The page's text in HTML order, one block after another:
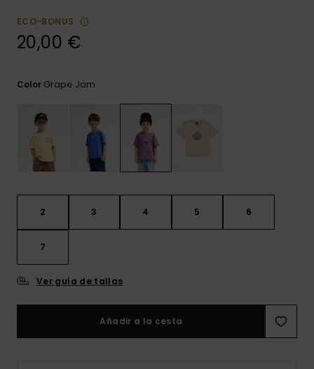
contacto.
Consultar
las FAQ
ECO-BONUS
20,00 €
Color Grape Jam
2 3 4 5 6
7
Ver guía de tallas
Añadir a la cesta